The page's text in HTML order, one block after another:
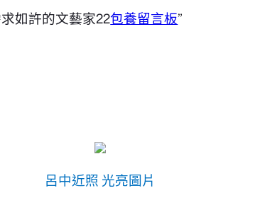
如許的文藝家22包養留言板”
呂中近照 光亮圖片